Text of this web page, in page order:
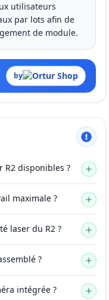
utilisateurs
par lots afin de
de module.
by
R2 disponibles ?
maximale ?
laser du R2 ?
?
intégrée ?